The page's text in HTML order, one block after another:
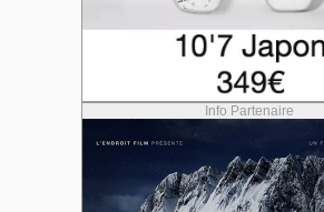
Info Partenaire